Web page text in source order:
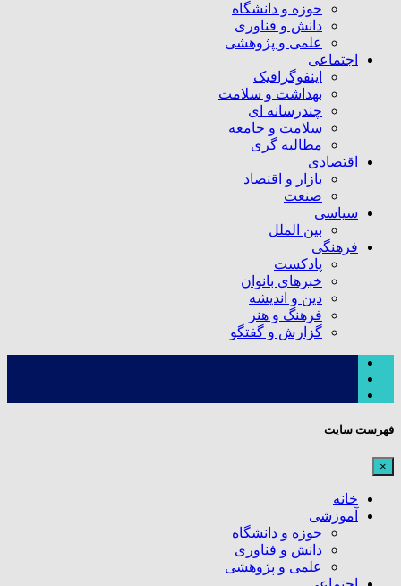
حوزه و دانشگاه
دانش و فناوری
علمی و پژوهشی
اجتماعی
اینفوگرافیک
بهداشت و سلامت
چندرسانه ای
سلامت و جامعه
مطالبه گری
اقتصادی
بازار و اقتصاد
صنعت
سیاسی
بین الملل
فرهنگی
پادکست
خبرهای بانوان
دین و اندیشه
فرهنگ و هنر
گزارش و گفتگو
فهرست سایت
×
خانه
آموزشی
حوزه و دانشگاه
دانش و فناوری
علمی و پژوهشی